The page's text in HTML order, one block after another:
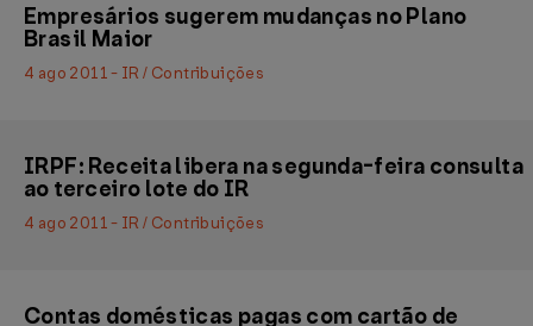
Empresários sugerem mudanças no Plano
Brasil Maior
4 ago 2011 - IR / Contribuições
IRPF: Receita libera na segunda-feira consulta
ao terceiro lote do IR
4 ago 2011 - IR / Contribuições
Contas domésticas pagas com cartão de